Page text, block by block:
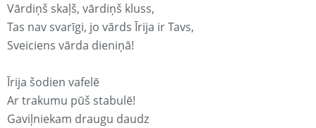
Vārdiņš skaļš, vārdiņš kluss,
Tas nav svarīgi, jo vārds Īrija ir Tavs,
Sveiciens vārda dieniņā!
Īrija šodien vafelē
Ar trakumu pūš stabulē!
Gaviļniekam draugu daudz